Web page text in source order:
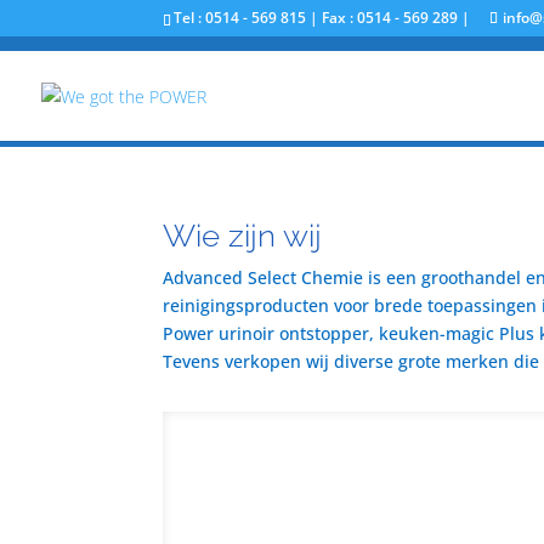
Tel : 0514 - 569 815 | Fax : 0514 - 569 289 |
Wie zijn wij
Advanced Select Chemie is een groothandel
reinigingsproducten voor brede
Power urinoir ontstopper, keuken-magic
Tevens verkopen wij diverse grote merken